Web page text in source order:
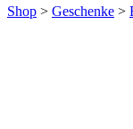
Shop > Geschenke >